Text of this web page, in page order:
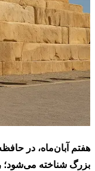
هفتم آبان‌ماه، در
بزرگ شناخته می‌شود؛